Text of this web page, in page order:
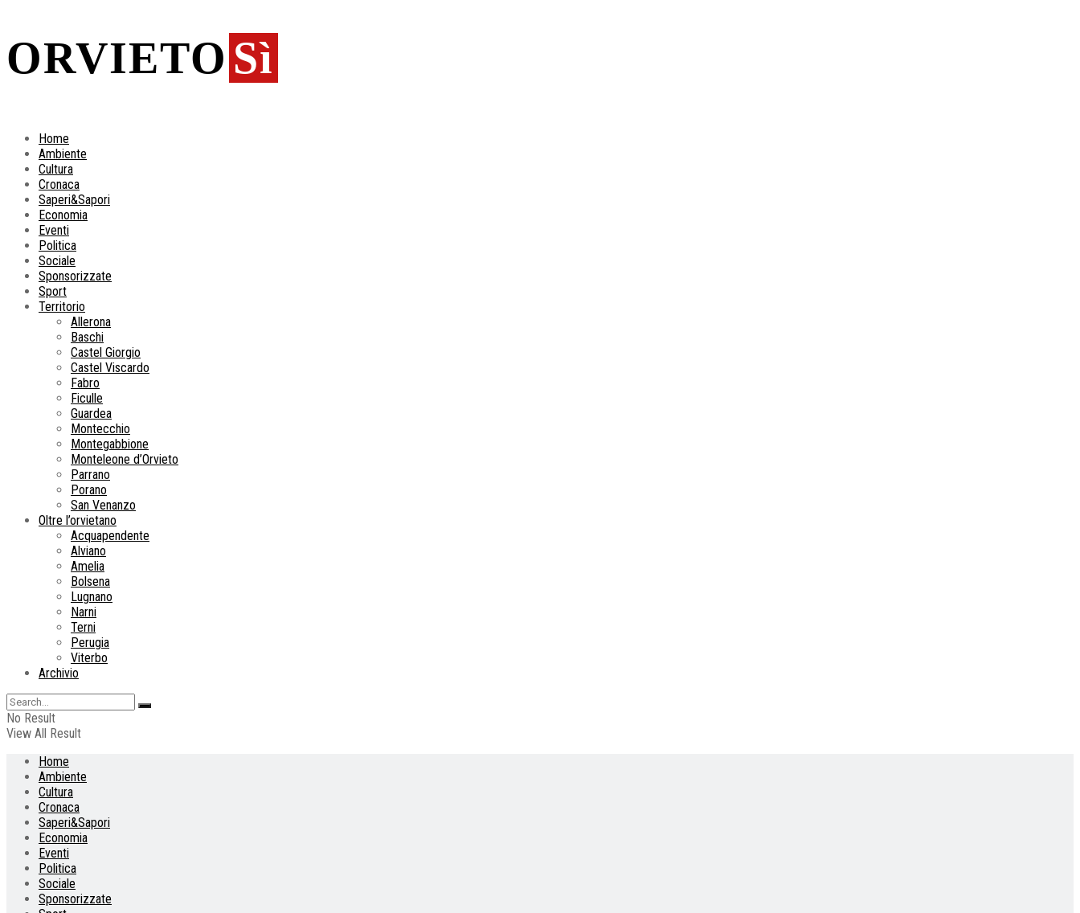
ORVIETO Sì
Home
Ambiente
Cultura
Cronaca
Saperi&Sapori
Economia
Eventi
Politica
Sociale
Sponsorizzate
Sport
Territorio
Allerona
Baschi
Castel Giorgio
Castel Viscardo
Fabro
Ficulle
Guardea
Montecchio
Montegabbione
Monteleone d’Orvieto
Parrano
Porano
San Venanzo
Oltre l’orvietano
Acquapendente
Alviano
Amelia
Bolsena
Lugnano
Narni
Terni
Perugia
Viterbo
Archivio
No Result
View All Result
Home
Ambiente
Cultura
Cronaca
Saperi&Sapori
Economia
Eventi
Politica
Sociale
Sponsorizzate